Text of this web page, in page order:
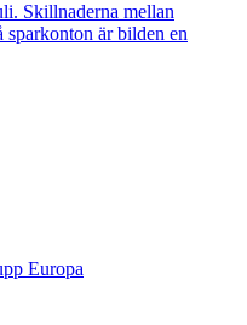
Skillnaderna mellan
sparkonton är bilden en
Europa